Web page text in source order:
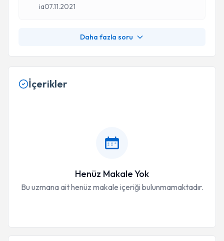
ia07.11.2021
Daha fazla soru
İçerikler
Henüz Makale Yok
Bu uzmana ait henüz makale içeriği bulunmamaktadır.